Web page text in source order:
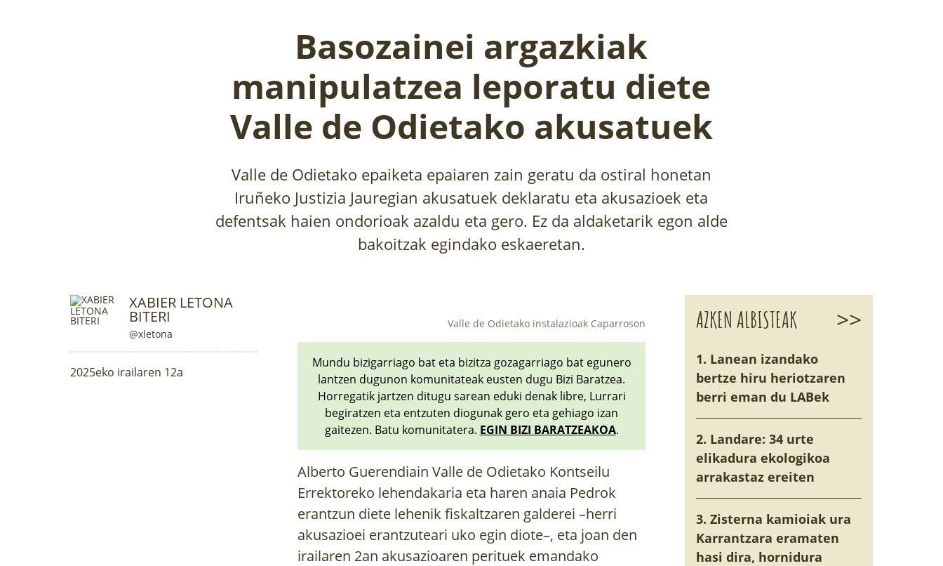
Basozainei argazkiak
manipulatzea leporatu diete
Valle de Odietako akusatuek
Valle de Odietako epaiketa epaiaren zain geratu da ostiral honetan
Iruñeko Justizia Jauregian akusatuek deklaratu eta akusazioek eta
defentsak haien ondorioak azaldu eta gero. Ez da aldaketarik egon alde
bakoitzak egindako eskaeretan.
XABIER LETONA
BITERI
@xletona
2025eko irailaren 12a
Valle de Odietako instalazioak Caparroson
Mundu bizigarriago bat eta bizitza gozagarriago bat egunero
lantzen dugunon komunitateak eusten dugu Bizi Baratzea.
Horregatik jartzen ditugu sarean eduki denak libre, Lurrari
begiratzen eta entzuten diogunak gero eta gehiago izan
gaitezen. Batu komunitatera. EGIN BIZI BARATZEAKOA.
Alberto Guerendiain Valle de Odietako Kontseilu
Errektoreko lehendakaria eta haren anaia Pedrok
erantzun diete lehenik fiskaltzaren galderei –herri
akusazioei erantzuteari uko egin diote–, eta joan den
irailaren 2an akusazioaren perituek emandako
AZKEN ALBISTEAK >>
1. Lanean izandako
bertze hiru heriotzaren
berri eman du LABek
2. Landare: 34 urte
elikadura ekologikoa
arrakastaz ereiten
3. Zisterna kamioiak ura
Karrantzara eramaten
hasi dira, hornidura